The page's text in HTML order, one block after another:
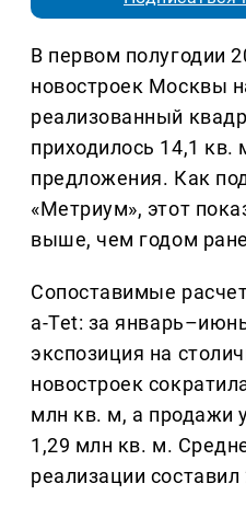
В первом полугодии
новостроек Москвы
реализованный
приходилось 14,1 кв.
предложения. Как
«Метриум», этот
выше, чем годом
Сопоставимые
a-Tet: за
экспозиция на
новостроек
млн кв. м, а продажи
1,29 млн кв. м.
реализации